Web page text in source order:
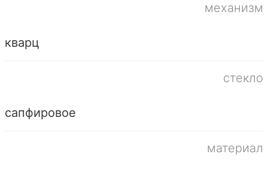
механизм
кварц
стекло
сапфировое
материал